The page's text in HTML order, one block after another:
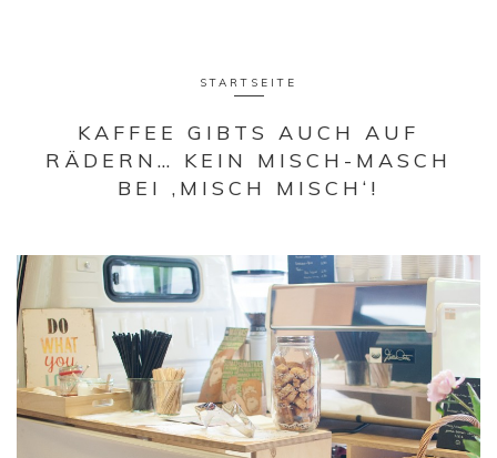
STARTSEITE
KAFFEE GIBTS AUCH AUF
RÄDERN… KEIN MISCH-MASCH
BEI ‚MISCH MISCH‘!